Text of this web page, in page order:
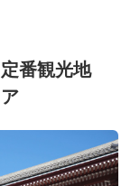
番観光地